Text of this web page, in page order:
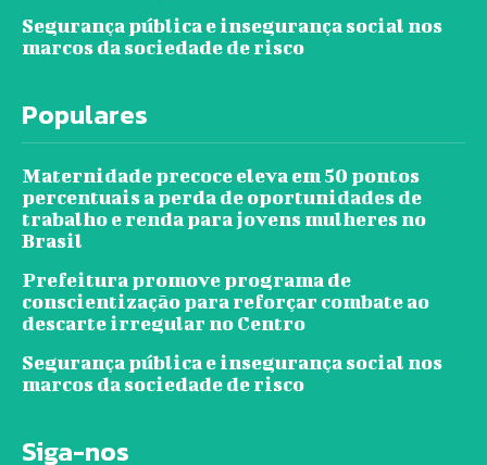
Segurança pública e insegurança social nos
marcos da sociedade de risco
Populares
Maternidade precoce eleva em 50 pontos
percentuais a perda de oportunidades de
trabalho e renda para jovens mulheres no
Brasil
Prefeitura promove programa de
conscientização para reforçar combate ao
descarte irregular no Centro
Segurança pública e insegurança social nos
marcos da sociedade de risco
Siga-nos